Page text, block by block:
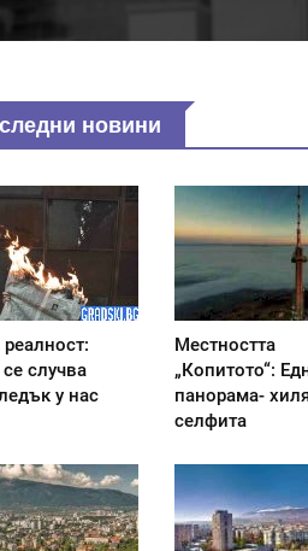
новини
случва
у нас
Местността
„Копитото“:
панорама-
селфита